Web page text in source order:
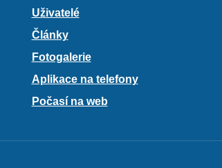
Uživatelé
Články
Fotogalerie
Aplikace na telefony
Počasí na web